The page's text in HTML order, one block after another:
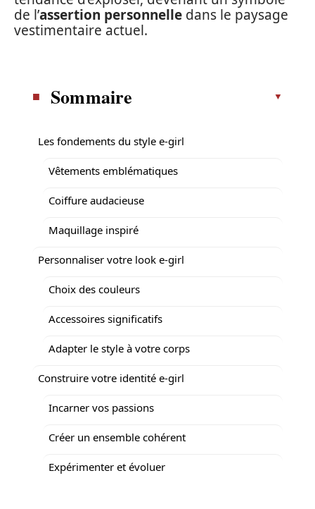
de l’assertion personnelle dans le paysage
vestimentaire actuel.
Sommaire
Les fondements du style e-girl
Vêtements emblématiques
Coiffure audacieuse
Maquillage inspiré
Personnaliser votre look e-girl
Choix des couleurs
Accessoires significatifs
Adapter le style à votre corps
Construire votre identité e-girl
Incarner vos passions
Créer un ensemble cohérent
Expérimenter et évoluer